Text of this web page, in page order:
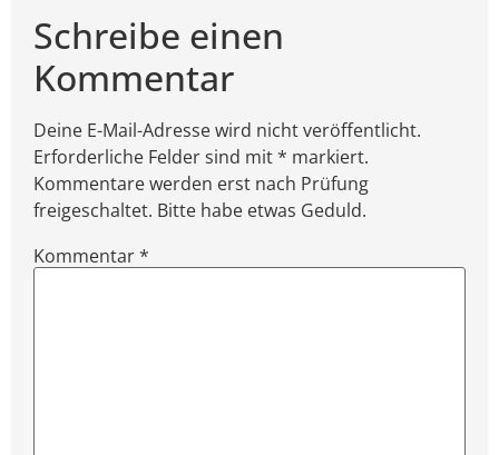
Schreibe einen
Kommentar
Deine E-Mail-Adresse wird nicht veröffentlicht.
Erforderliche Felder sind mit * markiert.
Kommentare werden erst nach Prüfung
freigeschaltet. Bitte habe etwas Geduld.
Kommentar*